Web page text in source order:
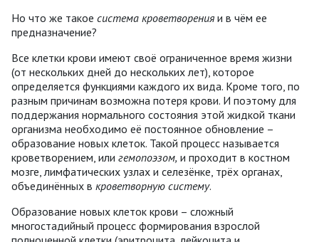
Но что же такое система кроветворенияи в чём ее
предназначение?
Все клетки крови имеют своё ограниченное время жизни
(от нескольких дней до нескольких лет), которое
определяется функциями каждого их вида. Кроме того, по
разным причинам возможна потеря крови. И поэтому для
поддержания нормального состояния этой жидкой ткани
организма необходимо её постоянное обновление –
образование новых клеток. Такой процесс называется
кроветворением, или гемопоэзом, и проходит в костном
мозге, лимфатических узлах и селезёнке, трёх органах,
объединённых в кроветворную систему.
Образование новых клеток крови – сложный
многостадийный процесс формирования взрослой